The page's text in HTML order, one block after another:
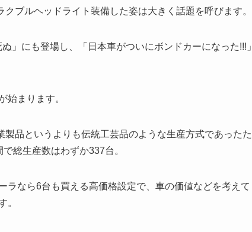
ブルヘッドライト装備した姿は大きく話題を呼びます。
にも登場し、「日本車がついにボンドカーになった!!!」
まります。
品というよりも伝統工芸品のような生産方式であったた
総生産数はわずか337台。
なら6台も買える高価格設定で、車の価値などを考えて
。